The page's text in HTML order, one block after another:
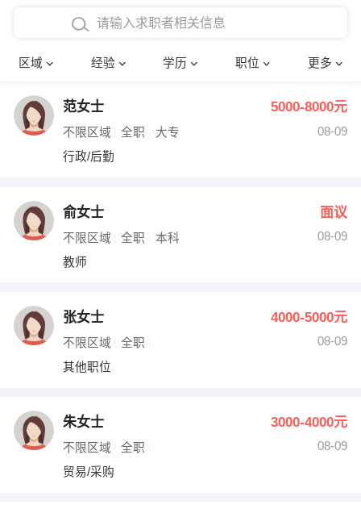
区域 经验 学历 职位 更多
在校学生工作经验
四年以上工作经验
五年以上工作经验
博士
文员 护士
财务会计
网络IT
收银员
水电/机修
编辑 法律
确定
范女士 5000-8000元
不限区域 全职 大专
08-09
行政/后勤
俞女士 面议
不限区域 全职 本科
08-09
教师
张女士 4000-5000元
不限区域 全职
08-09
其他职位
朱女士 3000-4000元
不限区域 全职
08-09
贸易/采购